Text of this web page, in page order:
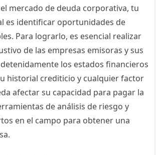
mercado de deuda corporativa, tu
es identificar oportunidades de
Para lograrlo, es esencial realizar
de las empresas emisoras y sus
los estados financieros
historial crediticio y cualquier factor
afectar su capacidad para pagar la
de análisis de riesgo y
en el campo para obtener una